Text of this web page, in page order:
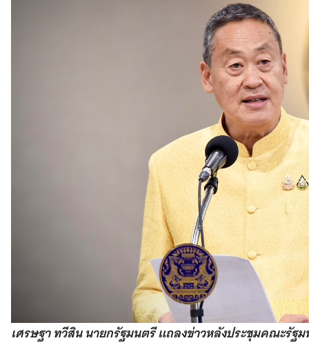
เศรษฐา ทวีสิน นายกรัฐมนตรี แถลงข่าวหลังประชุมคณะรัฐม